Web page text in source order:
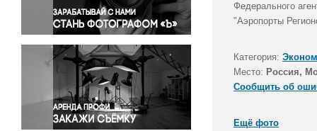
Происшествия и конфликты
Религия
Светская жизнь
Спорт
Экология
Экономика и бизнес
Федерального
"Аэропорты
Категория:
Место: Россия,
Сообщить об
Ещё фото